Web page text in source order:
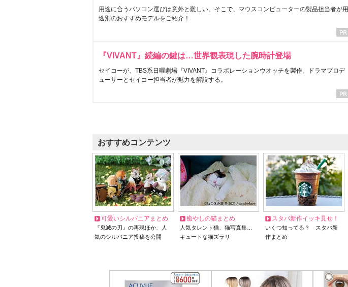
用途に合うパソコン選びは意外と難しい。そこで、マウスコンピューターの製品担当者が用
途別のおすすめモデルをご紹介！
『VIVANT』続編の鍵は…世界観表現した腕時計登場
セイコーが、TBS系日曜劇場『VIVANT』コラボレーションウオッチを製作。ドラマプロデ
ューサーとセイコー担当者が魅力を解説する。
おすすめコンテンツ
可愛いシルバニアまとめ
『鬼滅の刃』の再現ほか、人
気のシルバニア投稿を公開
癒やしの猫まとめ
人気タレント猫、猫写真集…
キュートな猫ズラリ
スタバ新作イッキ見せ！
いくつ知ってる？ スタバ新
作まとめ